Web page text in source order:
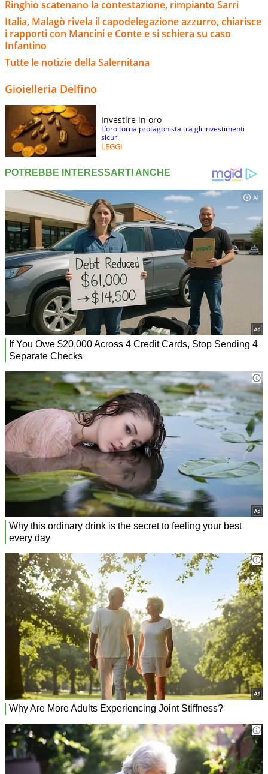
Ringhio scatenano la contestazione, rimpianto Sarri
Italia, Malagò rivela il capodelegazione azzurro, chiarisce
i rapporti con Mancini e Conte e si schiera su caso
Infantino
Tutte le notizie della Salernitana
Gioielleria Delfino
Investire in oro
L’oro torna protagonista tra gli investimenti
sicuri
LEGGI